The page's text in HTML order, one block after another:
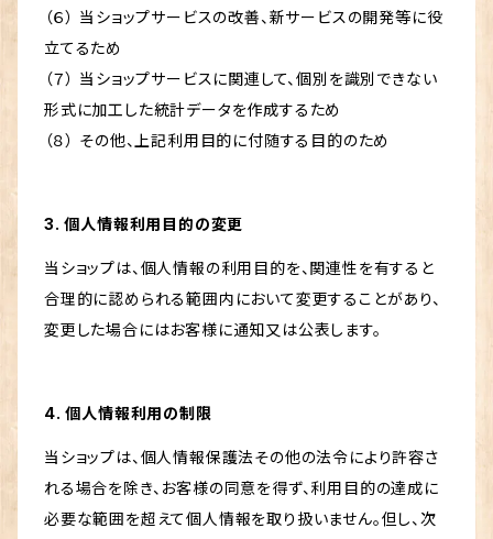
（６） 当ショップサービスの改善、新サービスの開発等に役
立てるため
（７） 当ショップサービスに関連して、個別を識別できない
形式に加工した統計データを作成するため
（８） その他、上記利用目的に付随する目的のため
3. 個人情報利用目的の変更
当ショップは、個人情報の利用目的を、関連性を有すると
合理的に認められる範囲内において変更することがあり、
変更した場合にはお客様に通知又は公表します。
4. 個人情報利用の制限
当ショップは、個人情報保護法その他の法令により許容さ
れる場合を除き、お客様の同意を得ず、利用目的の達成に
必要な範囲を超えて個人情報を取り扱いません。但し、次